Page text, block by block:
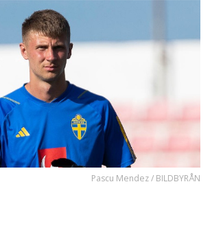
Pascu Mendez / BILDBYRÅN